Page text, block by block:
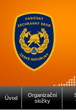
Úvod
Organizační
složky